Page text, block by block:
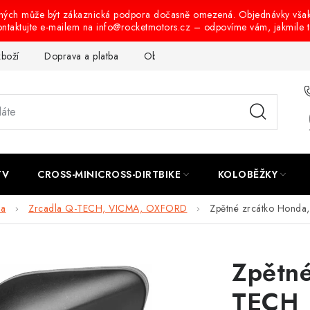
může být zákaznická podpora dočasně omezená. Objednávky
e-mailem na info@rocketmotors.cz – odpovíme vám, jakmile
Doprava a platba Obchodní podmínky
CROSS-MINICROSS-DIRTBIKE KOLOBĚŽKY
Zrcadla Q-TECH, VICMA, OXFORD Zpětné zrcátko
TECH